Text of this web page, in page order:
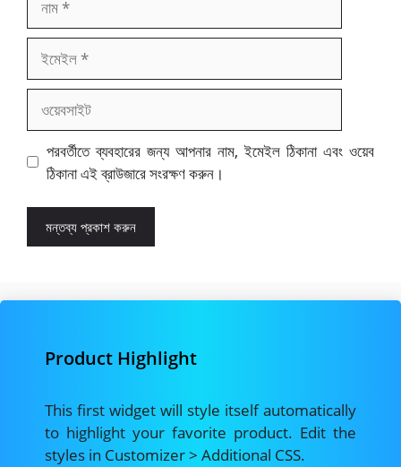
ইমেইল
পরবর্তীতে ব্যবহারের জন্য আপনার নাম, ইমেইল ঠিকানা এবং ওয়েব
ঠিকানা এই ব্রাউজারে সংরক্ষণ করুন।
Product Highlight
This first widget will style itself automatically
to highlight your favorite product. Edit the
styles in Customizer > Additional CSS.